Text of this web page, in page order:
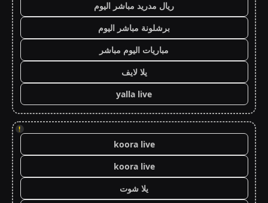
ريال مدريد مباشر اليوم
برشلونة مباشر اليوم
مباريات اليوم مباشر
يلا لايف
yalla live
!
koora live
koora live
يلا شوت